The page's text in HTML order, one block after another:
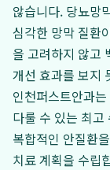
않습니다. 당뇨망
심각한 망막 질환
을 고려하지 않고
개선 효과를 보지
인천퍼스트안과
다룰 수 있는 최
복합적인 안질환
치료 계획을 수립